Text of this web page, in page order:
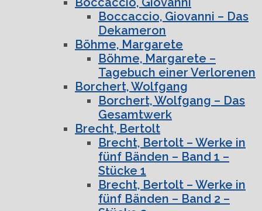
Boccaccio, Giovanni – Das
Dekameron
Böhme, Margarete
Böhme, Margarete –
Tagebuch einer Verlorenen
Borchert, Wolfgang
Borchert, Wolfgang – Das
Gesamtwerk
Brecht, Bertolt
Brecht, Bertolt – Werke in
fünf Bänden – Band 1 –
Stücke 1
Brecht, Bertolt – Werke in
fünf Bänden – Band 2 –